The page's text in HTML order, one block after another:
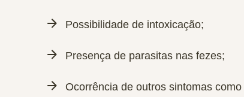
Possibilidade de intoxicação;
Presença de parasitas nas fezes;
Ocorrência de outros sintomas como